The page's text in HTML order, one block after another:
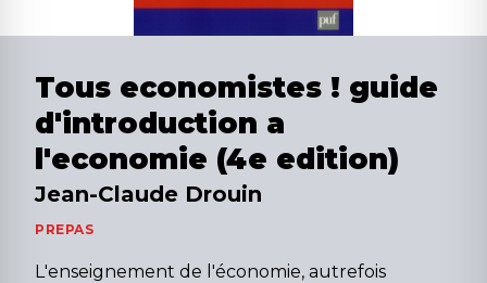
Tous economistes ! guide
d'introduction a
l'economie (4e edition)
Jean-Claude Drouin
PREPAS
L'enseignement de l'économie, autrefois